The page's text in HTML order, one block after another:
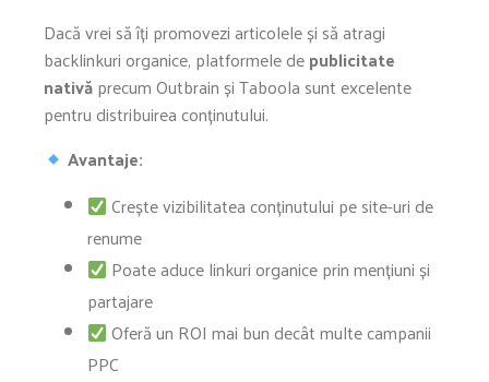
Dacă vrei să îți promovezi articolele și să atragi
backlinkuri organice, platformele depublicitate
nativăprecum Outbrain și Taboola sunt excelente
pentru distribuirea conținutului.
Avantaje:
Crește vizibilitatea conținutului pe site-uri de
renume
Poate aduce linkuri organice prin mențiuni și
partajare
Oferă un ROI mai bun decât multe campanii
PPC